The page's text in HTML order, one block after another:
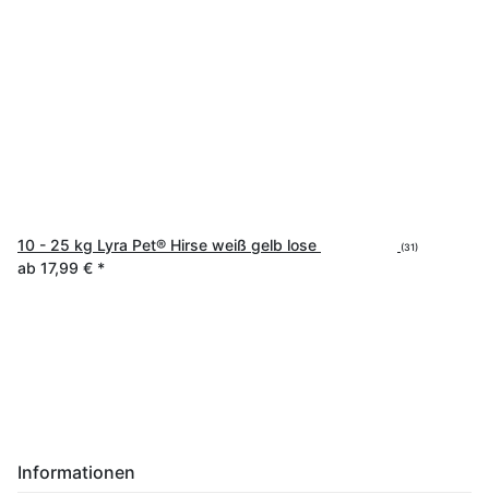
10 - 25 kg Lyra Pet® Hirse weiß gelb lose (31)
ab 17,99 € *
Informationen